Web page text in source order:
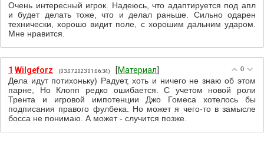
Очень интересный игрок. Надеюсь, что адаптируется под апл
и будет делать тоже, что и делал раньше. Сильно одарен
технически, хорошо видит поле, с хорошим дальним ударом.
Мне нравится.
0
1 Wilgeforz (03.07.2023 01:06:34) [Материал
Дела идут потихоньку) Радует, хоть и ничего не знаю об этом
парне, Но Клопп редко ошибается. С учетом новой роли
Трента и игровой импотенции Джо Гомеса хотелось бы
подписания правого фулбека. Но может я чего-то в замысле
босса не понимаю. А может - случится позже.